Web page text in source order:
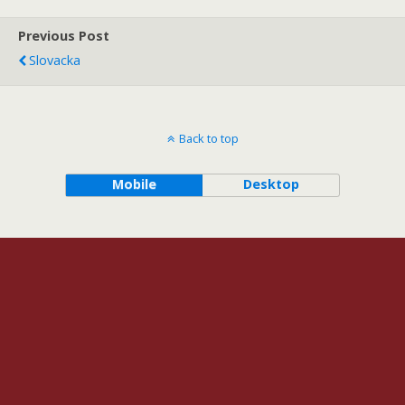
Previous Post
Slovacka
Back to top
Mobile Desktop